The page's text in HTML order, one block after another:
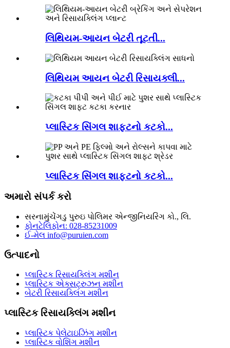
લિથિયમ-આયન બેટરી તૂટતી...
લિથિયમ આયન બેટરી રિસાયક્લી...
પ્લાસ્ટિક સિંગલ શાફ્ટનો કટકો...
પ્લાસ્ટિક સિંગલ શાફ્ટનો કટકો...
અમારો સંપર્ક કરો
સરનામુંચેંગડુ પુરુઇ પોલિમર એન્જીનિયરિંગ કો., લિ.
ફોનટેલિફોન: 028-85231009
ઈ-મેલ info@puruien.com
ઉત્પાદનો
પ્લાસ્ટિક રિસાયક્લિંગ મશીન
પ્લાસ્ટિક એક્સટ્રુઝન મશીન
બેટરી રિસાયક્લિંગ મશીન
પ્લાસ્ટિક રિસાયક્લિંગ મશીન
પ્લાસ્ટિક પેલેટાઇઝિંગ મશીન
પ્લાસ્ટિક વોશિંગ મશીન